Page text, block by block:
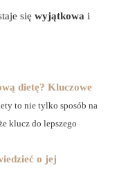
się wyjątkowa i
dietę? Kluczowe
to nie tylko sposób na
klucz do lepszego
o jej